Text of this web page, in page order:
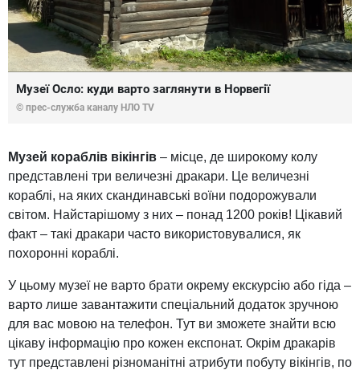
Музеї Осло: куди варто заглянути в Норвегії
© прес-служба каналу НЛО TV
Музей кораблів вікінгів – місце, де широкому колу
представлені три величезні дракари. Це величезні
кораблі, на яких скандинавські воїни подорожували
світом. Найстарішому з них – понад 1200 років! Цікавий
факт – такі дракари часто використовувалися, як
похоронні кораблі.
У цьому музеї не варто брати окрему екскурсію або гіда –
варто лише завантажити спеціальний додаток зручною
для вас мовою на телефон. Тут ви зможете знайти всю
цікаву інформацію про кожен експонат. Окрім дракарів
тут представлені різноманітні атрибути побуту вікінгів, по